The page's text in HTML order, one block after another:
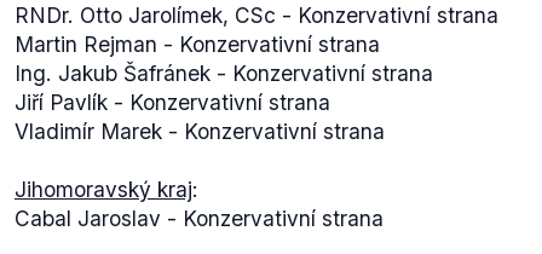
RNDr. Otto Jarolímek, CSc - Konzervativní strana
Martin Rejman - Konzervativní strana
Ing. Jakub Šafránek - Konzervativní strana
Jiří Pavlík - Konzervativní strana
Vladimír Marek - Konzervativní strana
Jihomoravský kraj:
Cabal Jaroslav - Konzervativní strana